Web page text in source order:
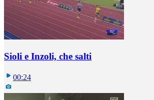
Sioli e Inzoli, che salti
00:24